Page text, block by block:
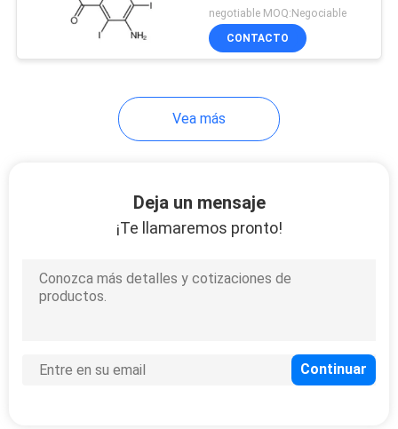
Nitroftalonitrilo
Nitroftalhidrazida
en Polvo Ácido
isoftálico, 5-amino-2,4,6-
triyodo
negotiable MOQ:Negociable
CONTACTO
Vea más
Deja un mensaje
¡Te llamaremos pronto!